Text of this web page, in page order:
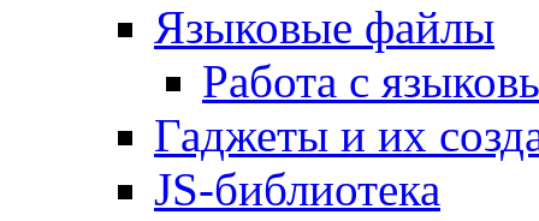
Языковые файлы
Работа с
Гаджеты и их
JS-библиотека